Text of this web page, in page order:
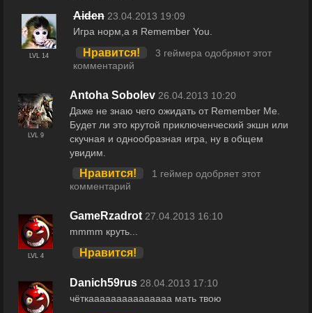
LVL 14
Aiden 23.04.2013 19:09
Игра норм,а я Remember You.
Нравится!
3 геймера одобряют этот
комментарий
LVL 9
Antoha Sobolev 26.04.2013 10:20
Даже не знаю чего ожидать от Remember Me.
Будет ли это крутой приключенческий экшн или
скучная и однообразная игра, ну в общем
увидим.
Нравится!
1 геймер одобряет этот
комментарий
LVL 4
GameRzadrot 27.04.2013 16:10
mmmm круть...
Нравится!
Danich59rus 28.04.2013 17:10
чёткааааааааааааааа мать твою